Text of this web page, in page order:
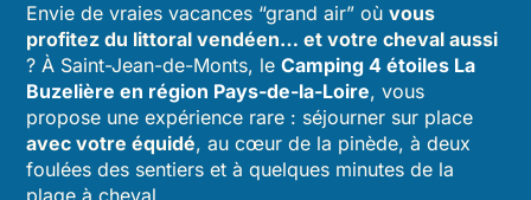
Envie de vraies vacances “grand air” oùvous
profitez du littoral vendéen… et votre cheval aussi
? À Saint-Jean-de-Monts, leCamping 4 étoiles La
Buzelière en région Pays-de-la-Loire, vous
propose une expérience rare : séjourner sur place
avec votre équidé, au cœur de la pinède, à deux
foulées des sentiers et à quelques minutes de la
plage à cheval.